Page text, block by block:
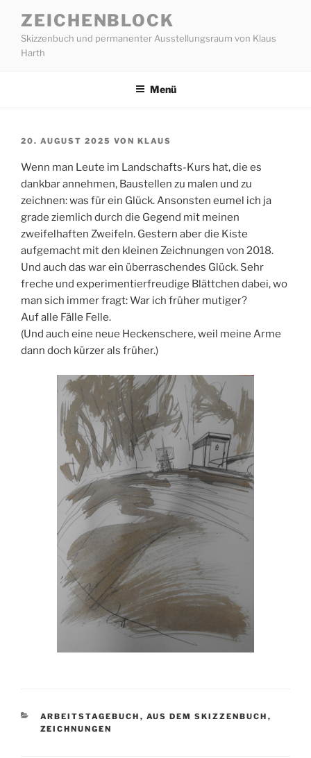
Inhalt
springen
ZEICHENBLOCK
Skizzenbuch und permanenter Ausstellungsraum von Klaus
Harth
Menü
VERÖFFENTLICHT
20. AUGUST 2025 VON KLAUS
Wenn man Leute im Landschafts-Kurs hat, die es
dankbar annehmen, Baustellen zu malen und zu
zeichnen: was für ein Glück. Ansonsten eumel ich ja
grade ziemlich durch die Gegend mit meinen
zweifelhaften Zweifeln. Gestern aber die Kiste
aufgemacht mit den kleinen Zeichnungen von 2018.
Und auch das war ein überraschendes Glück. Sehr
freche und experimentierfreudige Blättchen dabei, wo
man sich immer fragt: War ich früher mutiger?
Auf alle Fälle Felle.
(Und auch eine neue Heckenschere, weil meine Arme
dann doch kürzer als früher.)
KATEGORIEN
ARBEITSTAGEBUCH , AUS DEM SKIZZENBUCH ,
ZEICHNUNGEN